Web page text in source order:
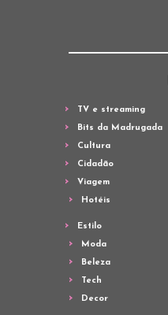
TV e streaming
Bits da Madrugada
Cultura
Cidadão
Viagem
Hotéis
Estilo
Moda
Beleza
Tech
Decor